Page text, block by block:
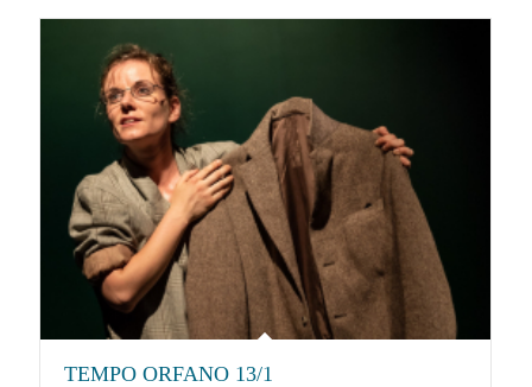
TEMPO ORFANO 13/1